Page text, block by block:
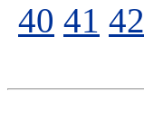
40 41 42